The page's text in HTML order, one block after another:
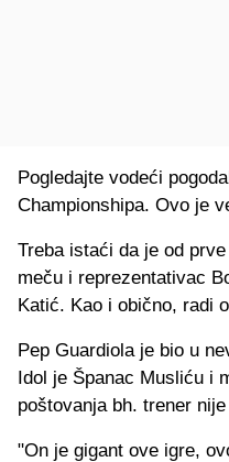
Pogledajte vodeći
Championshipa. Ovo je
Treba istaći da je od
meču i reprezentativac
Katić. Kao i obično, radi
Pep Guardiola je bio u
Idol je Španac Musliću i
poštovanja bh. trener
"On je gigant ove igre,